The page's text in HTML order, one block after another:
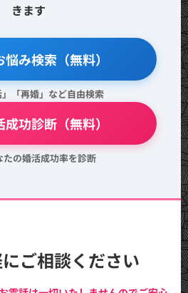
きます
悩み検索（無料）
」「再婚」など自由検索
成功診断（無料）
たの婚活成功率を診断
ご相談ください